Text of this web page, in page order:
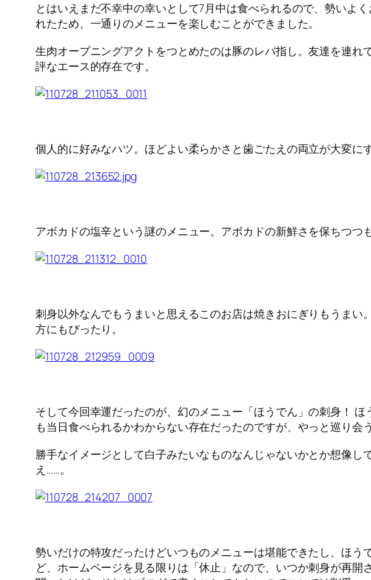
とはいえまだ不幸中の幸いとして7月中は食べられるので、勢いよ
れたため、一通りのメニューを楽しむことができました。
生肉オープニングアクトをつとめたのは豚のレバ指し。友達を連
評なエース的存在です。
個人的に好みなハツ。ほどよい柔らかさと歯ごたえの両立が大変に
アボカドの塩辛という謎のメニュー。アボカドの新鮮さを保ちつつ
刺身以外なんでもうまいと思えるこのお店は焼きおにぎりもうま
方にもぴったり。
そして今回幸運だったのが、幻のメニュー「ほうでん」の刺身！ ほ
も当日食べられるかわからない存在だったのですが、やっと巡り会
勝手なイメージとして白子みたいなものなんじゃないかとか想像
え……。
勢いだけの特攻だったけどいつものメニューは堪能できたし、ほ
ど、ホームページを見る限りは「休止」なので、いつか刺身が再